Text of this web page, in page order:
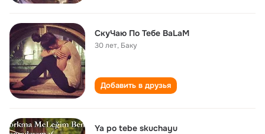
СкуЧаю По Тебе BaLaM
30 лет, Баку
Добавить в друзья
Ya po tebe skuchayu